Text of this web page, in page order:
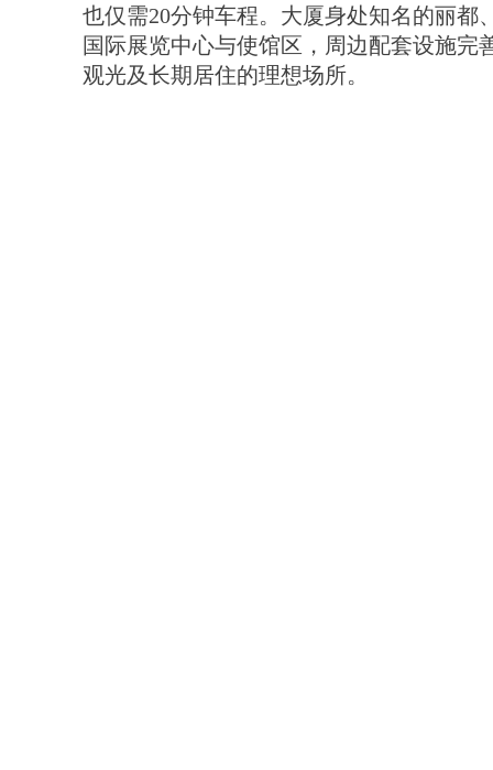
也仅需20分钟车程。大厦身处知名的丽
国际展览中心与使馆区，周边配套设施
观光及长期居住的理想场所。